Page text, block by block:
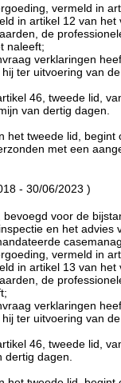
vermeld in
in artikel 12 van
de
naleeft;
verklaringen
ter uitvoering van
46, tweede lid,
van dertig dagen.
het tweede lid,
met een
- 30/06/2023 )
bevoegd voor de
en het
vermeld in
in artikel 13 van
de
verklaringen
ter uitvoering van
46, tweede lid,
dertig dagen.